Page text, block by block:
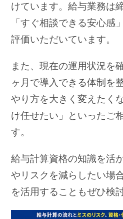
けています。給与業務は
「すぐ相談できる安心感
評価いただいています。
また、現在の運用状況を
ヶ月で導入できる体制を
やり方を大きく変えたく
け任せたい」といったご
す。
給与計算資格の知識を活
やリスクを減らしたい場
を活用することもぜひ検